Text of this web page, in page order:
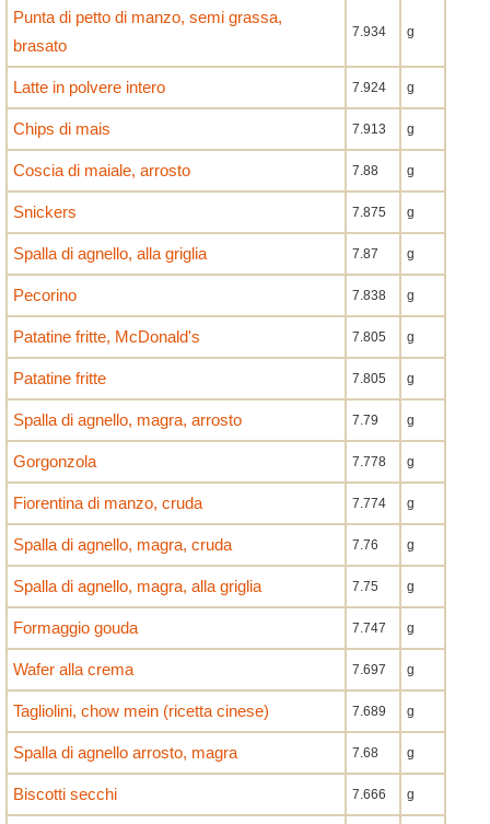
Punta di petto di manzo, semi grassa,
brasato
7.934 g
Latte in polvere intero 7.924 g
Chips di mais 7.913 g
Coscia di maiale, arrosto 7.88 g
Snickers 7.875 g
Spalla di agnello, alla griglia 7.87 g
Pecorino 7.838 g
Patatine fritte, McDonald's 7.805 g
Patatine fritte 7.805 g
Spalla di agnello, magra, arrosto 7.79 g
Gorgonzola 7.778 g
Fiorentina di manzo, cruda 7.774 g
Spalla di agnello, magra, cruda 7.76 g
Spalla di agnello, magra, alla griglia 7.75 g
Formaggio gouda 7.747 g
Wafer alla crema 7.697 g
Tagliolini, chow mein (ricetta cinese) 7.689 g
Spalla di agnello arrosto, magra 7.68 g
Biscotti secchi 7.666 g